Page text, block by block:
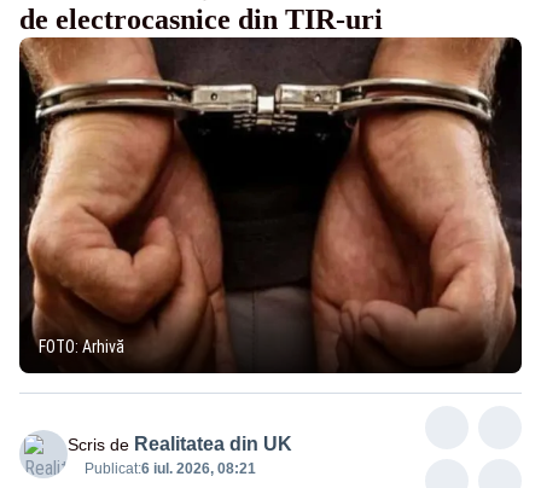
de electrocasnice din TIR-uri
FOTO: Arhivă
Scris de Realitatea din UK
Publicat:6 iul. 2026, 08:21